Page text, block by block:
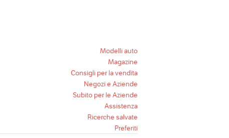
Modelli auto
Magazine
Consigli per la vendita
Negozi e Aziende
Subito per le Aziende
Assistenza
Ricerche salvate
Preferiti